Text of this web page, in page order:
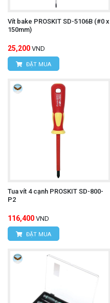
Vít bake PROSKIT SD-5106B (#0 x
150mm)
25,200 VND
ĐẶT MUA
Tua vít 4 cạnh PROSKIT SD-800-
P2
116,400 VND
ĐẶT MUA